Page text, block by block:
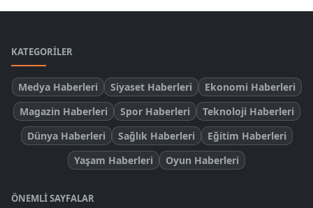
KATEGORILER
Medya Haberleri Siyaset Haberleri
Ekonomi Haberleri
Magazin Haberleri
Spor Haberleri
Teknoloji Haberleri
Dünya Haberleri
Sağlık Haberleri
Eğitim Haberleri
Yaşam Haberleri
Oyun Haberleri
ÖNEMLI SAYFALAR